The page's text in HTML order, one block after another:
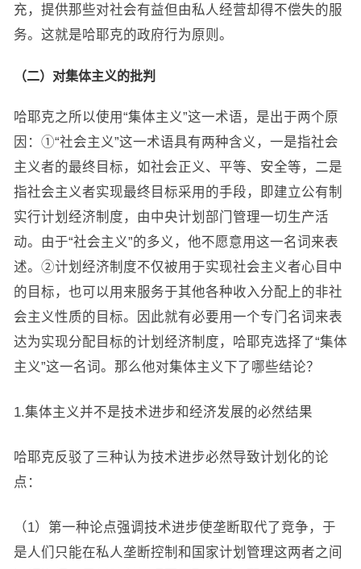
充，提供那些对社会有益但由私人经营却得不偿失的服
务。这就是哈耶克的政府行为原则。
（二）对集体主义的批判
哈耶克之所以使用“集体主义”这一术语，是出于两个原
因：①“社会主义”这一术语具有两种含义，一是指社会
主义者的最终目标，如社会正义、平等、安全等，二是
指社会主义者实现最终目标采用的手段，即建立公有制
实行计划经济制度，由中央计划部门管理一切生产活
动。由于“社会主义”的多义，他不愿意用这一名词来表
述。②计划经济制度不仅被用于实现社会主义者心目中
的目标，也可以用来服务于其他各种收入分配上的非社
会主义性质的目标。因此就有必要用一个专门名词来表
达为实现分配目标的计划经济制度，哈耶克选择了“集体
主义”这一名词。那么他对集体主义下了哪些结论？
1.集体主义并不是技术进步和经济发展的必然结果
哈耶克反驳了三种认为技术进步必然导致计划化的论
点：
（1）第一种论点强调技术进步使垄断取代了竞争，于
是人们只能在私人垄断控制和国家计划管理这两者之间